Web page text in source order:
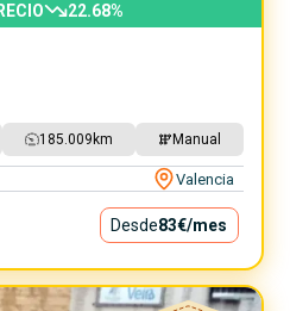
22.68%
185.009 km Manual
Valencia
Desde83€/mes